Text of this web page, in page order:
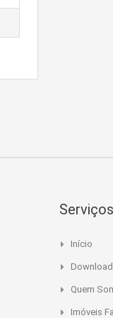
Serviços
Início
Quem
Imóveis